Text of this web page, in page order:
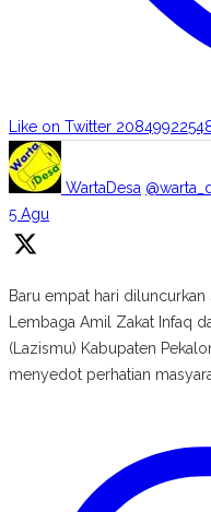
Like on Twitter
WartaDesa
5 Agu
Baru empat hari
Lembaga Amil Zakat Infaq
(Lazismu) Kabupaten
menyedot perhatian